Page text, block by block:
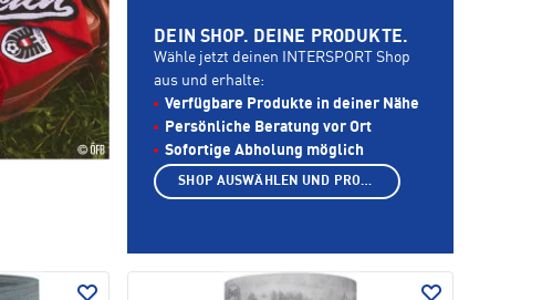
DEIN SHOP. DEINE PRODUKTE.
Wähle jetzt deinen INTERSPORT Shop
aus und erhalte:
Verfügbare Produkte in deiner Nähe
Persönliche Beratung vor Ort
Sofortige Abholung möglich
SHOP AUSWÄHLEN UND PRODUKTE ANZEIGEN